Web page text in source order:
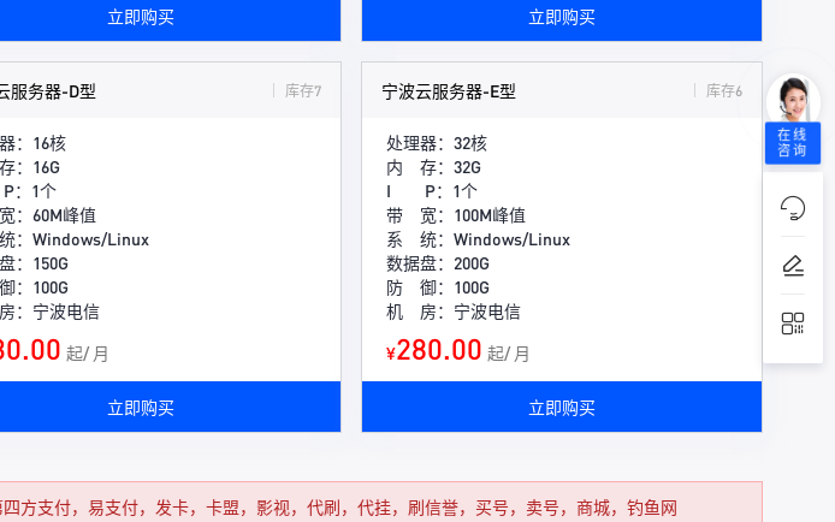
立即购买 立即购买
服务器-D型 库存7
：16核
：16G
1个
：60M峰值
：Windows/Linux
：150G
：100G
：宁波电信
起/ 月
立即购买
宁波云服务器-E型 库存6
处理器：32核
内 存：32G
I P：1个
带 宽：100M峰值
系 统：Windows/Linux
数据盘：200G
防 御：100G
机 房：宁波电信
¥280.00 起/ 月
立即购买
方支付，易支付，发卡，卡盟，影视，代刷，代挂，刷信誉，买号，卖号，商城，钓鱼网
在线
咨询